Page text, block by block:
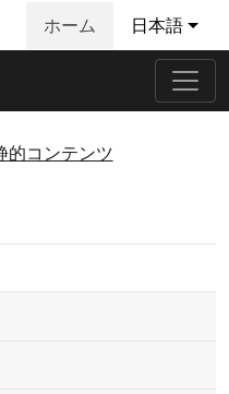
ホーム 日本語
的コンテンツ